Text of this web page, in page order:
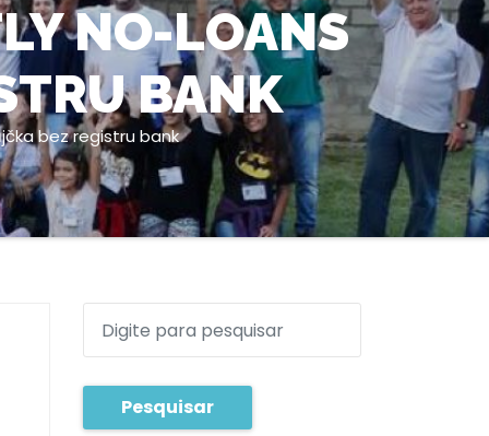
NO-LOANS
BANK
bez registru bank
Pesquisar